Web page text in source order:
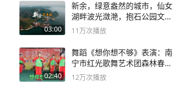
03:00
新余，绿意盎然的城市，仙女
湖畔波光潋滟，抱石公园文化
深邃……
11万次播放
02:40
舞蹈《想你想不够》表演：南
宁市红光歌舞艺术团森林春红
舞蹈队。
12万次播放